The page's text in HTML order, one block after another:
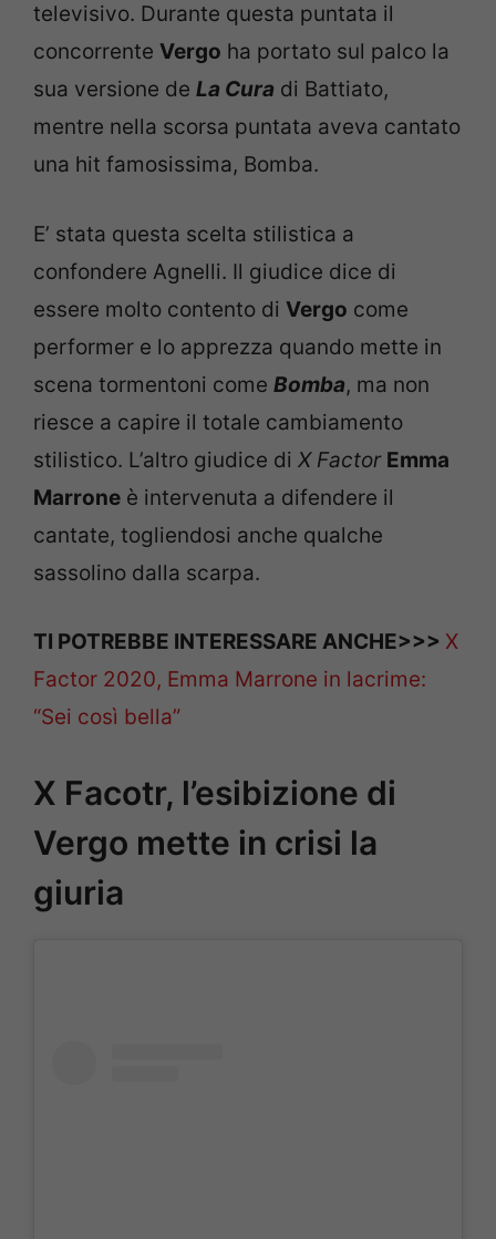
televisivo. Durante questa puntata il
concorrente Vergo ha portato sul palco la
sua versione de La Cura di Battiato,
mentre nella scorsa puntata aveva cantato
una hit famosissima, Bomba.
E’ stata questa scelta stilistica a
confondere Agnelli. Il giudice dice di
essere molto contento di Vergo come
performer e lo apprezza quando mette in
scena tormentoni come Bomba, ma non
riesce a capire il totale cambiamento
stilistico. L’altro giudice di X Factor Emma
Marrone è intervenuta a difendere il
cantate, togliendosi anche qualche
sassolino dalla scarpa.
TI POTREBBE INTERESSARE ANCHE>>> X
Factor 2020, Emma Marrone in lacrime:
“Sei così bella”
X Facotr, l’esibizione di
Vergo mette in crisi la
giuria